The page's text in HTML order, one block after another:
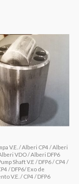
V.E. / Alberi CP4 / Alberi
VDO / Alberi DFP6
Shaft V.E / DFP6 / CP4 /
/ DFP6/ Exo de
V.E. / CP4 / DFP6